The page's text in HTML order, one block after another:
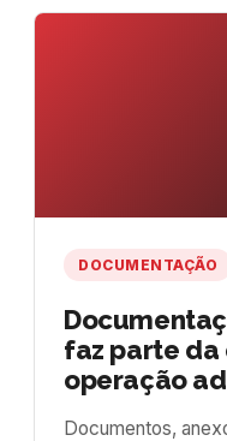
DOCUMENTAÇÃO
faz parte da
operação
Documentos,